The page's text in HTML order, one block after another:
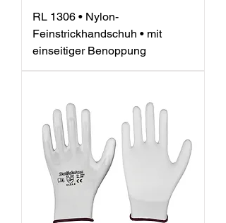
RL 1306 • Nylon-
Feinstrickhandschuh • mit
einseitiger Benoppung